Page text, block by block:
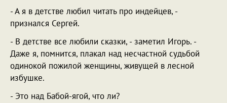
- А я в детстве любил читать про индейцев, -
признался Сергей.
- В детстве все любили сказки, - заметил Игорь. -
Даже я, помнится, плакал над несчастной судьбой
одинокой пожилой женщины, живущей в лесной
избушке.
- Это над Бабой-ягой, что ли?